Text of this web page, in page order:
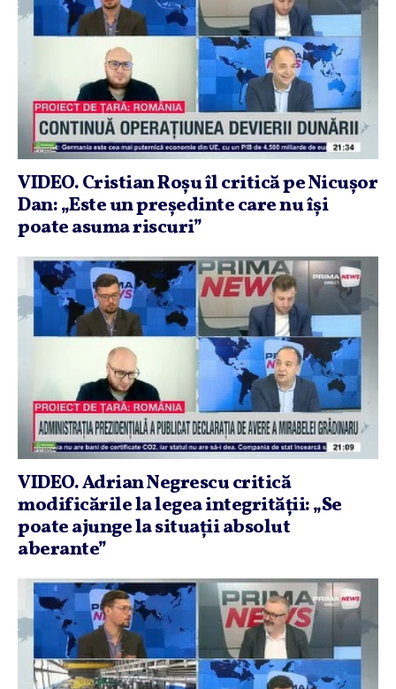
VIDEO. Cristian Roşu îl critică pe Nicuşor
Dan: „Este un preşedinte care nu îşi
poate asuma riscuri”
VIDEO. Adrian Negrescu critică
modificările la legea integrităţii: „Se
poate ajunge la situaţii absolut
aberante”